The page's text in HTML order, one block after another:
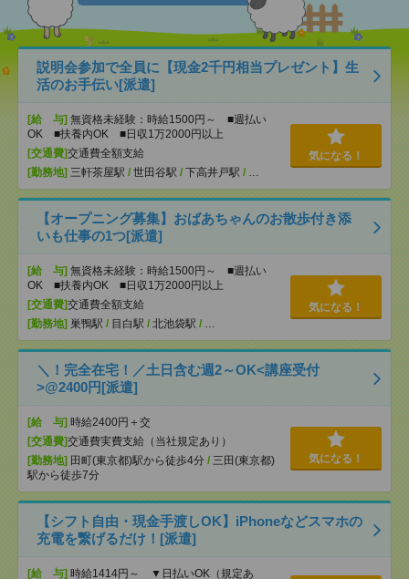
説明会参加で全員に【現金2千円相当プレゼント】生
活のお手伝い[派遣]
[給 与] 無資格未経験：時給1500円～ ■週払い
OK ■扶養内OK ■日収1万2000円以上
[交通費]交通費全額支給
[勤務地] 三軒茶屋駅 / 世田谷駅 / 下高井戸駅 / …
気になる！
【オープニング募集】おばあちゃんのお散歩付き添
いも仕事の1つ[派遣]
[給 与] 無資格未経験：時給1500円～ ■週払い
OK ■扶養内OK ■日収1万2000円以上
[交通費]交通費全額支給
[勤務地] 巣鴨駅 / 目白駅 / 北池袋駅 / …
気になる！
＼！完全在宅！／土日含む週2～OK<講座受付
>@2400円[派遣]
[給 与] 時給2400円＋交
[交通費]交通費実費支給（当社規定あり）
[勤務地] 田町(東京都)駅から徒歩4分 / 三田(東京都)
駅から徒歩7分
気になる！
【シフト自由・現金手渡しOK】iPhoneなどスマホの
充電を繋げるだけ！[派遣]
[給 与] 時給1414円～ ▼日払いOK（規定あ